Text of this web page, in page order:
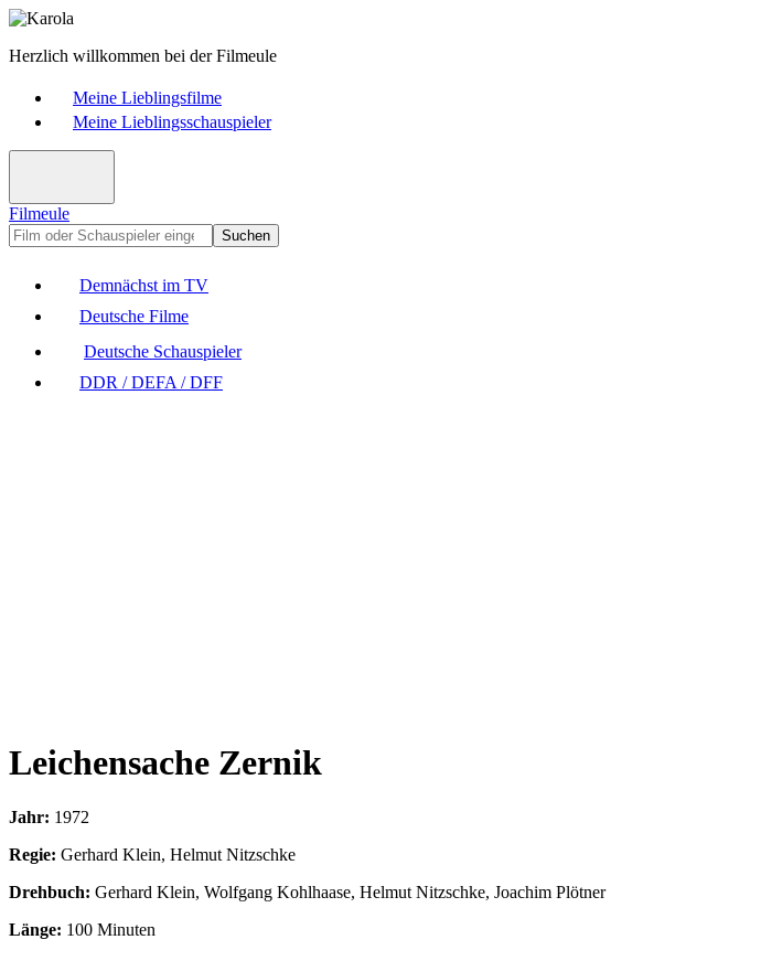
Herzlich willkommen bei der Filmeule
Meine Lieblingsfilme
Meine Lieblingsschauspieler
Filmeule
Suchen
Demnächst im TV
Deutsche Filme
Deutsche Schauspieler
DDR / DEFA / DFF
Leichensache Zernik
Jahr: 1972
Regie: Gerhard Klein, Helmut Nitzschke
Drehbuch: Gerhard Klein, Wolfgang Kohlhaase, Helmut Nitzschke, Joachim Plötner
Länge: 100 Minuten